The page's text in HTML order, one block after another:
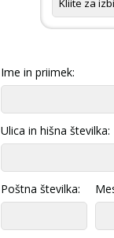
Ime in priimek:
Ulica in hišna številka:
Poštna številka: